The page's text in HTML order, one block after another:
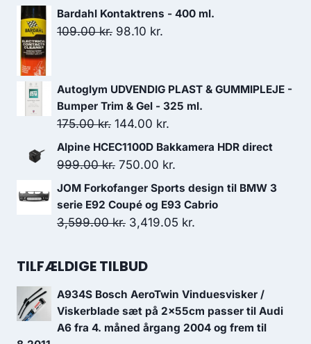
oprindelige
pris
aktuelle
Bardahl Kontaktrens - 400 ml.
109.00kr. Den
var:
109.00 kr..
98.10 kr.
er:
98.10 kr..
Autoglym UDVENDIG PLAST & GUMMIPLEJE -
Bumper Trim & Gel - 325 ml.
175.00kr. Den
oprindelige
pris
175.00 kr..
144.00 kr.
aktuelle
pris
144.00 kr..
Alpine HCEC1100D Bakkamera HDR direct
999.00kr. Den
oprindelige
pris
var:
750.00 kr.
aktuelle
pris
er:
JOM Forkofanger Sports design til BMW 3
serie E92 Coupé og E93 Cabrio
3,599.00kr. Den
pris
3,599.00 kr..
3,419.05 kr.
3,419.05 kr..
TILFÆLDIGE TILBUD
A934S Bosch AeroTwin Vinduesvisker /
Viskerblade sæt på 2x55cm passer til Audi
A6 fra 4. måned årgang 2004 og frem til